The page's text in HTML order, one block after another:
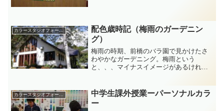
なくなったと言われていますね。量より
質の時代に突入しました。...
カラースタジオフォーミーのカラー講座
配色歳時記（梅雨のガーデニン
グ）
梅雨の時期、前橋のバラ園で見かけたさ
わやかなガーデニング。梅雨という
と、、、マイナスイメージがあるけれ
ﾌﾟﾙに白やグレイ、黒を足してゆくと、さ
まざまな印象の紫色がで...
中学生課外授業ーパーソナルカラ
ー